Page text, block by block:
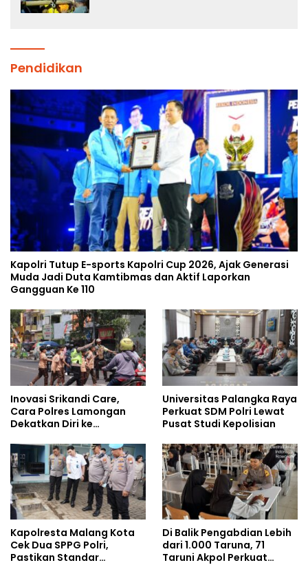
Pendidikan
Kapolri Tutup E-sports Kapolri Cup 2026, Ajak Generasi
Muda Jadi Duta Kamtibmas dan Aktif Laporkan
Gangguan Ke 110
Inovasi Srikandi Care,
Cara Polres Lamongan
Dekatkan Diri ke
Universitas Palangka Raya
Perkuat SDM Polri Lewat
Pusat Studi Kepolisian
Kapolresta Malang Kota
Cek Dua SPPG Polri,
Pastikan Standar
Di Balik Pengabdian Lebih
dari 1.000 Taruna, 71
Taruni Akpol Perkuat